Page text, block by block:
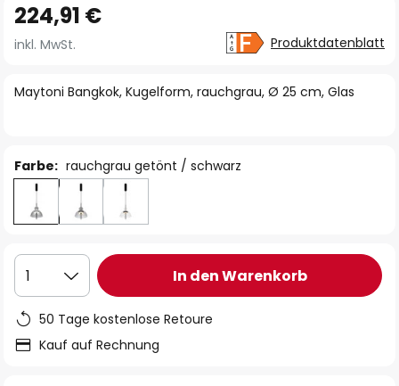
Anfang
der
springen
Maytoni Bangkok, Kugelform, rauchgrau, Ø 25 cm, Glas
224,91 €
inkl. MwSt. Produktdatenblatt
Farbe: rauchgrau getönt / schwarz
1 In den Warenkorb
50 Tage kostenlose Retoure
Kauf auf Rechnung